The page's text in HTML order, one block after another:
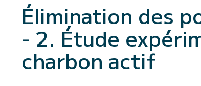
Élimination des
- 2. Étude
charbon actif